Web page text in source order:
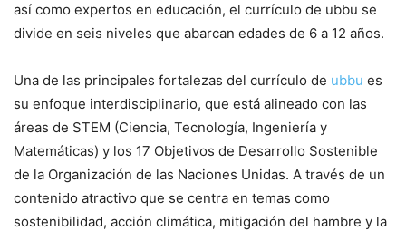
así como expertos en educación, el currículo de ubbu se
divide en seis niveles que abarcan edades de 6 a 12 años.
Una de las principales fortalezas del currículo de ubbu es
su enfoque interdisciplinario, que está alineado con las
áreas de STEM (Ciencia, Tecnología, Ingeniería y
Matemáticas) y los 17 Objetivos de Desarrollo Sostenible
de la Organización de las Naciones Unidas. A través de un
contenido atractivo que se centra en temas como
sostenibilidad, acción climática, mitigación del hambre y la